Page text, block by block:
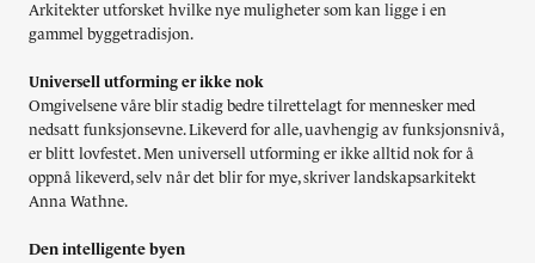
Arkitekter utforsket hvilke nye muligheter som kan ligge i en
gammel byggetradisjon.
Universell utforming er ikke nok
Omgivelsene våre blir stadig bedre tilrettelagt for mennesker med
nedsatt funksjonsevne. Likeverd for alle, uavhengig av funksjonsnivå,
er blitt lovfestet. Men universell utforming er ikke alltid nok for å
oppnå likeverd, selv når det blir for mye, skriver landskapsarkitekt
Anna Wathne.
Den intelligente byen